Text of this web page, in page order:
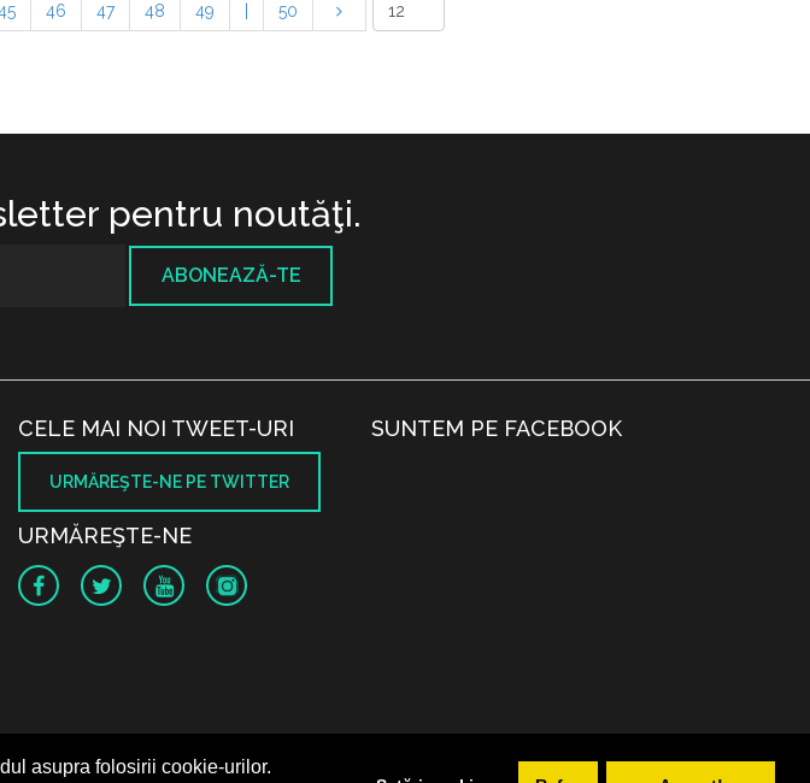
asupra folosirii cookie-urilor.
46 47 48 49 50
pentru noutăţi.
ABONEAZĂ-TE
CELE MAI NOI TWEET-URI
URMĂREŞTE-NE PE TWITTER
URMĂREŞTE-NE
SUNTEM PE FACEBOOK